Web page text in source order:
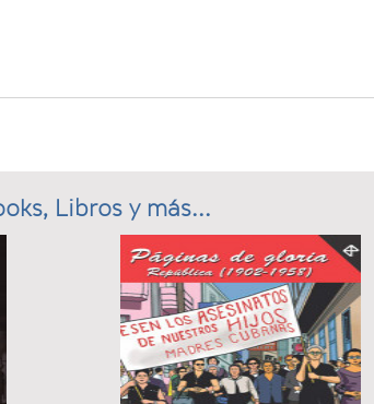
Libros y más...